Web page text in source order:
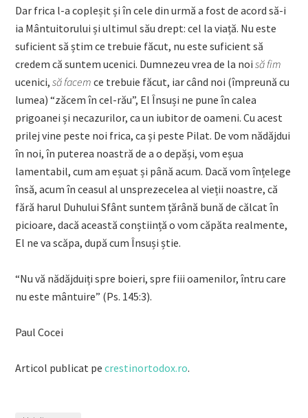
Dar frica l-a copleșit și în cele din urmă a fost de acord să-i
ia Mântuitorului și ultimul său drept: cel la viață. Nu este
suficient să știm ce trebuie făcut, nu este suficient să
credem că suntem ucenici. Dumnezeu vrea de la noisă fim
ucenici,să facem ce trebuie făcut, iar când noi (împreună cu
lumea) “zăcem în cel-rău”, El Însuși ne pune în calea
prigoanei și necazurilor, ca un iubitor de oameni. Cu acest
prilej vine peste noi frica, ca și peste Pilat. De vom nădăjdui
în noi, în puterea noastră de a o depăși, vom eșua
lamentabil, cum am eșuat și până acum. Dacă vom înțelege
însă, acum în ceasul al unsprezecelea al vieții noastre, că
fără harul Duhului Sfânt suntem țărână bună de călcat în
picioare, dacă această conștiință o vom căpăta realmente,
El ne va scăpa, după cum Însuși știe.
“Nu vă nădăjduiți spre boieri, spre fiii oamenilor, întru care
nu este mântuire” (Ps. 145:3).
Paul Cocei
Articol publicat pecrestinortodox.ro.